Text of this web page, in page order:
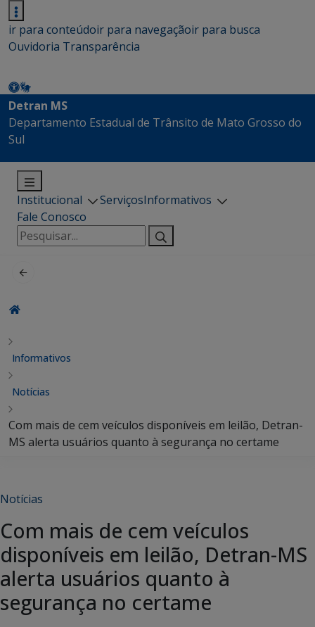
ir para conteúdoir para navegaçãoir para busca
Ouvidoria Transparência
Detran MS
Departamento Estadual de Trânsito de Mato Grosso do
Sul
Institucional ServiçosInformativos
Fale Conosco
Pesquisar
por:
Informativos
Notícias
Com mais de cem veículos disponíveis em leilão, Detran-
MS alerta usuários quanto à segurança no certame
Notícias
Com mais de cem veículos
disponíveis em leilão, Detran-MS
alerta usuários quanto à
segurança no certame